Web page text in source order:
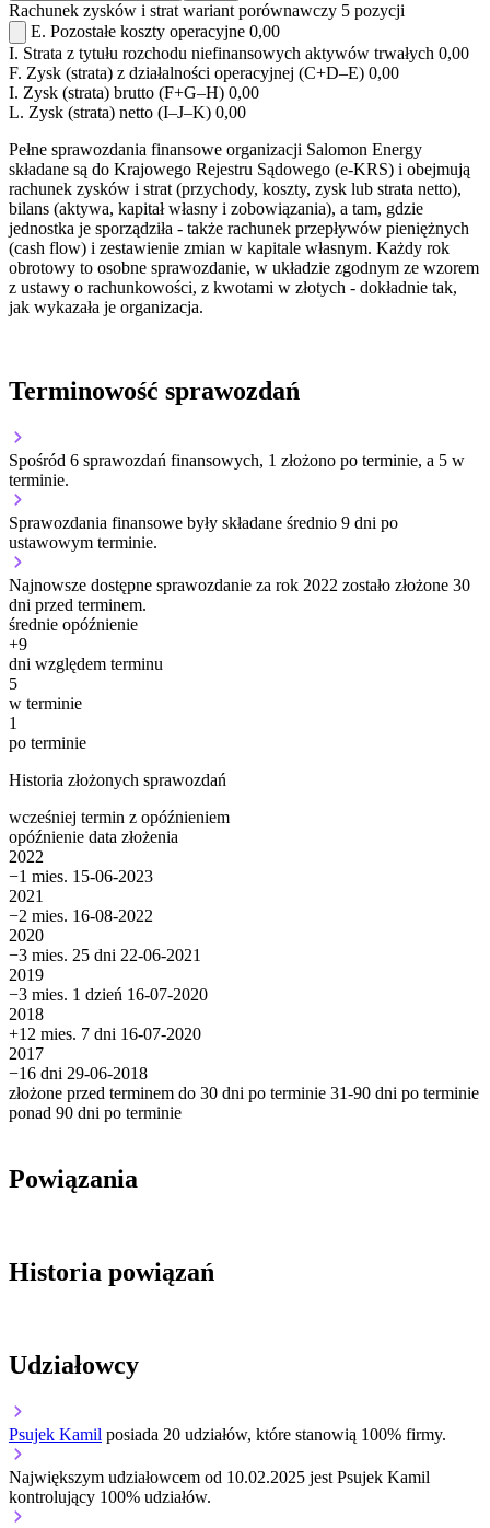
Rachunek zysków i strat wariant porównawczy 5 pozycji
E. Pozostałe koszty operacyjne 0,00
I. Strata z tytułu rozchodu niefinansowych aktywów trwałych 0,00
F. Zysk (strata) z działalności operacyjnej (C+D–E) 0,00
I. Zysk (strata) brutto (F+G–H) 0,00
L. Zysk (strata) netto (I–J–K) 0,00
Pełne sprawozdania finansowe organizacji Salomon Energy
składane są do Krajowego Rejestru Sądowego (e-KRS) i obejmują
rachunek zysków i strat (przychody, koszty, zysk lub strata netto),
bilans (aktywa, kapitał własny i zobowiązania), a tam, gdzie
jednostka je sporządziła - także rachunek przepływów pieniężnych
(cash flow) i zestawienie zmian w kapitale własnym. Każdy rok
obrotowy to osobne sprawozdanie, w układzie zgodnym ze wzorem
z ustawy o rachunkowości, z kwotami w złotych - dokładnie tak,
jak wykazała je organizacja.
Terminowość sprawozdań
Spośród 6 sprawozdań finansowych, 1 złożono po terminie, a 5 w
terminie.
Sprawozdania finansowe były składane średnio 9 dni po
ustawowym terminie.
Najnowsze dostępne sprawozdanie za rok 2022 zostało złożone 30
dni przed terminem.
średnie opóźnienie
+9
dni względem terminu
5
w terminie
1
po terminie
Historia złożonych sprawozdań
wcześniej termin z opóźnieniem
opóźnienie data złożenia
2022
−1 mies. 15-06-2023
2021
−2 mies. 16-08-2022
2020
−3 mies. 25 dni 22-06-2021
2019
−3 mies. 1 dzień 16-07-2020
2018
+12 mies. 7 dni 16-07-2020
2017
−16 dni 29-06-2018
złożone przed terminem do 30 dni po terminie 31-90 dni po terminie
ponad 90 dni po terminie
Powiązania
Historia powiązań
Udziałowcy
Psujek Kamil posiada 20 udziałów, które stanowią 100% firmy.
Największym udziałowcem od 10.02.2025 jest Psujek Kamil
kontrolujący 100% udziałów.